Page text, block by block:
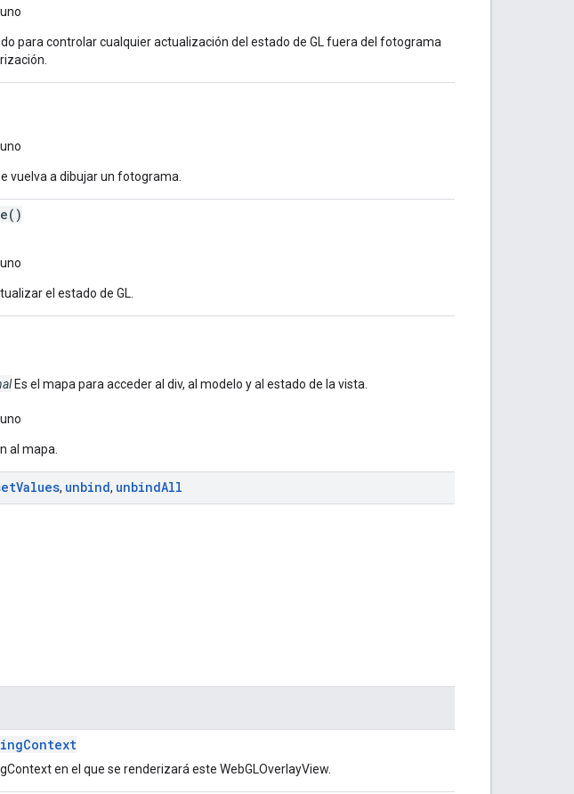
para controlar cualquier actualización del estado de GL fuera del fotograma
vuelva a dibujar un fotograma.
el estado de GL.
Es el mapa para acceder al div, al modelo y al estado de la vista.
al mapa.
Values, unbind, unbindAll
en el que se renderizará este WebGLOverlayView.